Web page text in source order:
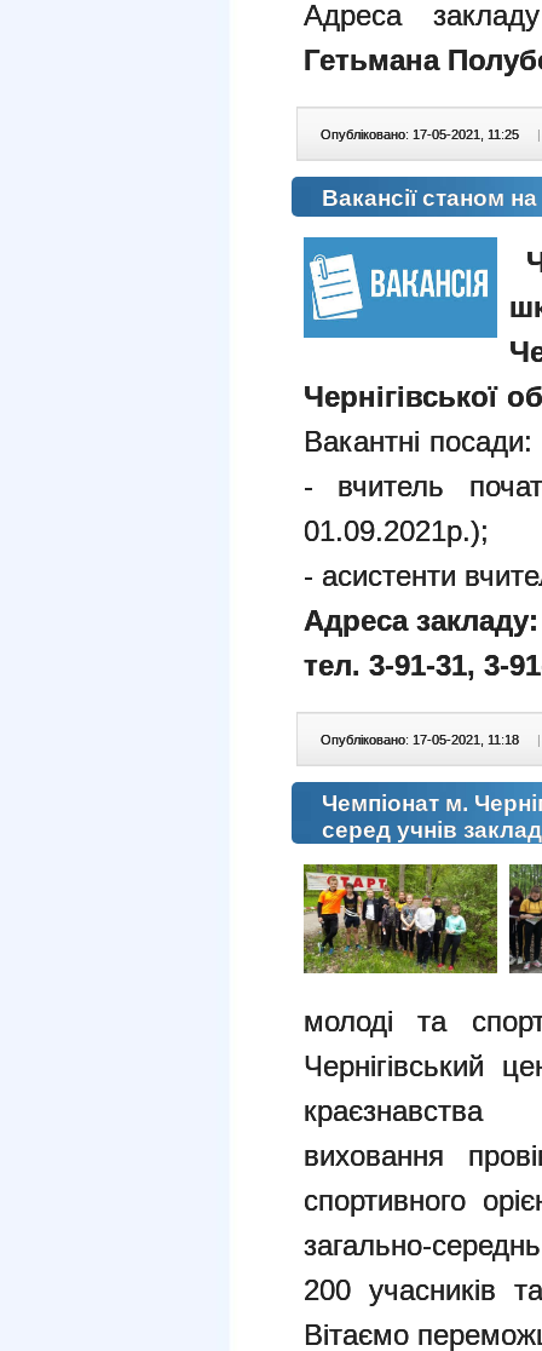
Адреса
Гетьмана
Опубліковано: 17-05-2021, 11:25 |
Вакансії станом
Чернігівської
Вакантні посади:
- вчитель
01.09.2021р.);
- асистенти
Адреса
тел. 3-91-31, 3-
Опубліковано: 17-05-2021, 11:18 |
Чемпіонат м.
серед учнів
молоді та
Чернігівський
краєзнавства
виховання
спортивного
загально-
200 учасників
Вітаємо